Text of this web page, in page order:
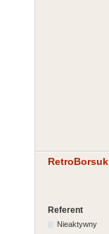
RetroBorsuk
Referent
Nieaktywny